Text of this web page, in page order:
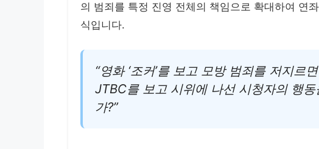
의 범죄를 특정 진영 전체의 책임으로 확대하여 연
식입니다.
“영화 ‘조커’를 보고 모방 범죄를 저지르
JTBC를 보고 시위에 나선 시청자의 행
가?”